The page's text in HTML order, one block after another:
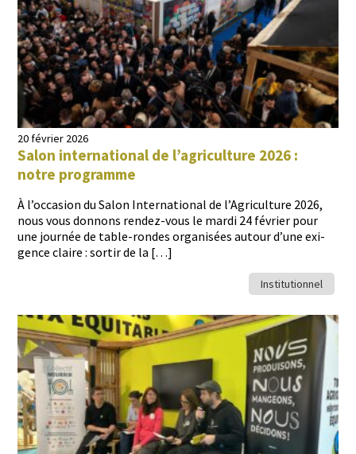
20 février 2026
Salon international de l’agriculture 2026 :
notre programme
À l’occasion du Salon Inter­na­tion­al de l’A­gri­cul­ture 2026,
nous vous don­nons ren­dez-vous le mar­di 24 févri­er pour
une journée de table-ron­des organ­isées autour d’une exi­
gence claire : sor­tir de la […]
Institutionnel